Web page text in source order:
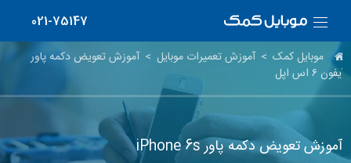
021-75147
موبایل کمک > آموزش تعمیرات موبایل > آموزش تعویض دکمه پاور
آیفون ۶ اس اپل
آموزش تعویض دکمه پاور iPhone 6s